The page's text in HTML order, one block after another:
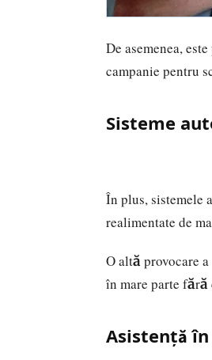
De asemenea,
campanie pentru
Sisteme
În plus, sistemele
realimentate de
O altă provocare
în mare parte fără
Asistență